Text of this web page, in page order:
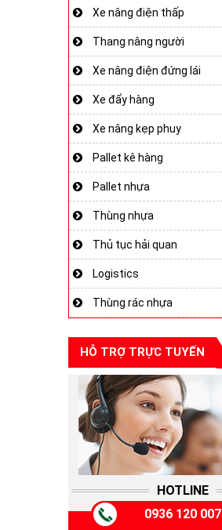
Xe nâng điện thấp
Thang nâng người
Xe nâng điện đứng lái
Xe đẩy hàng
Xe nâng kẹp phuy
Pallet kê hàng
Pallet nhựa
Thùng nhựa
Thủ tục hải quan
Logistics
Thùng rác nhựa
HỖ TRỢ TRỰC TUYẾN
HOTLINE
0936 120 007